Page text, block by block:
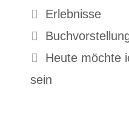
Kategorien
Erlebnisse
Heute möchte
sein